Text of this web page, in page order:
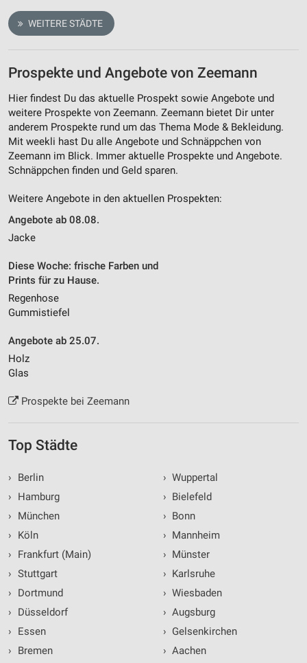
WEITERE STÄDTE
Prospekte und Angebote von Zeemann
Hier findest Du das aktuelle Prospekt sowie Angebote und
weitere Prospekte von Zeemann. Zeemann bietet Dir unter
anderem Prospekte rund um das Thema Mode & Bekleidung.
Mit weekli hast Du alle Angebote und Schnäppchen von
Zeemann im Blick. Immer aktuelle Prospekte und Angebote.
Schnäppchen finden und Geld sparen.
Weitere Angebote in den aktuellen Prospekten:
Angebote ab 08.08.
Jacke
Diese Woche: frische Farben und
Prints für zu Hause.
Regenhose
Gummistiefel
Angebote ab 25.07.
Holz
Glas
Prospekte bei Zeemann
Top Städte
›
Berlin
›
Hamburg
›
München
›
Köln
›
Frankfurt (Main)
› Stuttgart
›
Dortmund
›
Düsseldorf
›
Essen
›
Bremen
› Wuppertal
› Bielefeld
› Bonn
› Mannheim
› Münster
› Karlsruhe
› Wiesbaden
› Augsburg
› Gelsenkirchen
› Aachen